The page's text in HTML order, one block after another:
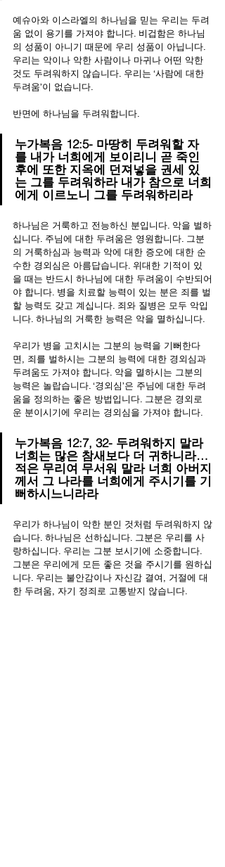
예슈아와 이스라엘의 하나님을 믿는 우리는 두려
움 없이 용기를 가져야 합니다. 비겁함은 하나님
의 성품이 아니기 때문에 우리 성품이 아닙니다.
우리는 악이나 악한 사람이나 마귀나 어떤 악한
것도 두려워하지 않습니다. 우리는 ‘사람에 대한
두려움’이 없습니다.
반면에 하나님을 두려워합니다.
누가복음 12:5- 마땅히 두려워할 자
를 내가 너희에게 보이리니 곧 죽인
후에 또한 지옥에 던져넣을 권세 있
는 그를 두려워하라 내가 참으로 너희
에게 이르노니 그를 두려워하리라
하나님은 거룩하고 전능하신 분입니다. 악을 벌하
십니다. 주님에 대한 두려움은 영원합니다. 그분
의 거룩하심과 능력과 악에 대한 증오에 대한 순
수한 경외심은 아름답습니다. 위대한 기적이 있
을 때는 반드시 하나님에 대한 두려움이 수반되어
야 합니다. 병을 치료할 능력이 있는 분은 죄를 벌
할 능력도 갖고 계십니다. 죄와 질병은 모두 악입
니다. 하나님의 거룩한 능력은 악을 멸하십니다.
우리가 병을 고치시는 그분의 능력을 기뻐한다
면, 죄를 벌하시는 그분의 능력에 대한 경외심과
두려움도 가져야 합니다. 악을 멸하시는 그분의
능력은 놀랍습니다. ‘경외심’은 주님에 대한 두려
움을 정의하는 좋은 방법입니다. 그분은 경외로
운 분이시기에 우리는 경외심을 가져야 합니다.
누가복음 12:7, 32- 두려워하지 말라
너희는 많은 참새보다 더 귀하니라…
적은 무리여 무서워 말라 너희 아버지
께서 그 나라를 너희에게 주시기를 기
뻐하시느니라라
우리가 하나님이 악한 분인 것처럼 두려워하지 않
습니다. 하나님은 선하십니다. 그분은 우리를 사
랑하십니다. 우리는 그분 보시기에 소중합니다.
그분은 우리에게 모든 좋은 것을 주시기를 원하십
니다. 우리는 불안감이나 자신감 결여, 거절에 대
한 두려움, 자기 정죄로 고통받지 않습니다.